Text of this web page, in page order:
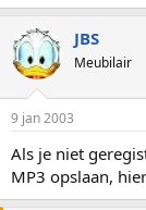
JBS
Meubilair
9 jan 2003
Als je niet
MP3 opslaan,